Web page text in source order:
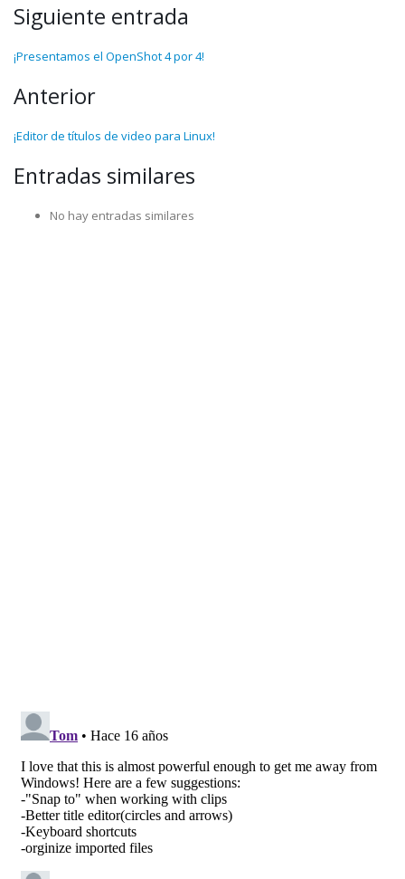
Siguiente entrada
¡Presentamos el OpenShot 4 por 4!
Anterior
¡Editor de títulos de video para Linux!
Entradas similares
No hay entradas similares